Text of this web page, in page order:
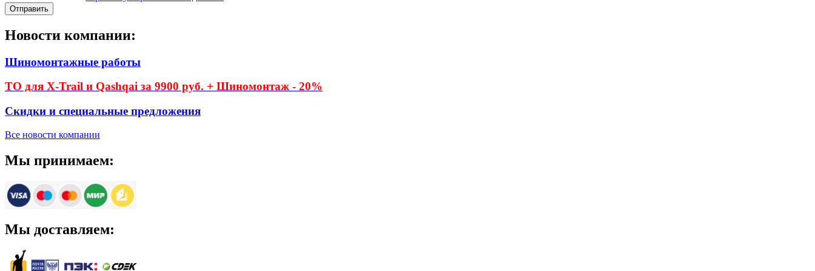
Новости компании:
Шиномонтажные работы
ТО для X-Trail и Qashqai за 9900 руб. + Шиномонтаж - 20%
Скидки и специальные предложения
Все новости компании
Мы принимаем:
Мы доставляем: